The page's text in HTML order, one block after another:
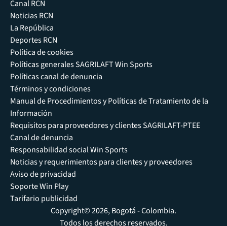
Canal RCN
Noticias RCN
La República
Deportes RCN
Política de cookies
Políticas generales SAGRILAFT Win Sports
Políticas canal de denuncia
Términos y condiciones
Manual de Procedimientos y Políticas de Tratamiento de la
Información
Requisitos para proveedores y clientes SAGRILAFT-PTEE
Canal de denuncia
Responsabilidad social Win Sports
Noticias y requerimientos para clientes y proveedores
Aviso de privacidad
Soporte Win Play
Tarifario publicidad
Copyright© 2026, Bogotá - Colombia.
Todos los derechos reservados.